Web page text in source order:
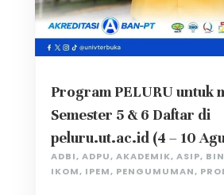
Program PELURU untuk
Semester 5 & 6 Daftar di
peluru.ut.ac.id (4 – 10
ADBI, ADPU, AKADEMIK, ASIP,
IKOM, IPEM, PENGUMUMAN,